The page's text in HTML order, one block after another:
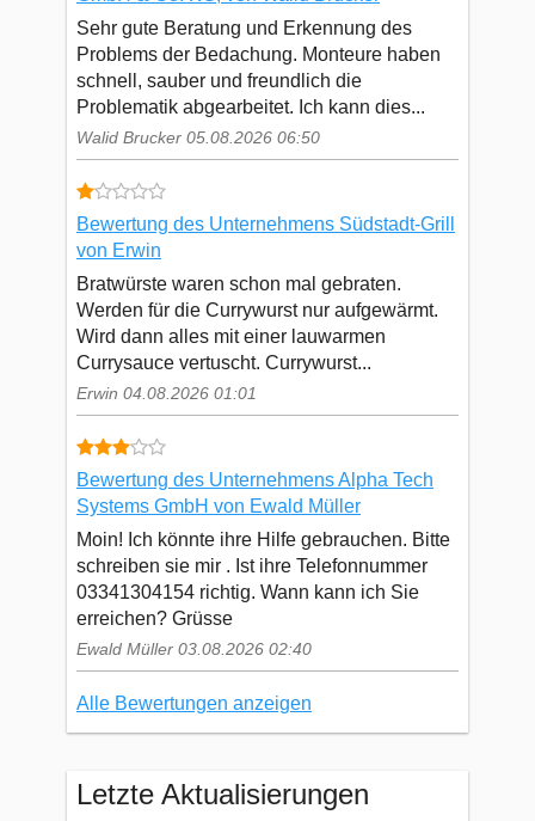
Sehr gute Beratung und Erkennung des
Problems der Bedachung. Monteure haben
schnell, sauber und freundlich die
Problematik abgearbeitet. Ich kann dies...
Walid Brucker 05.08.2026 06:50
Bewertung des Unternehmens Südstadt-Grill
von Erwin
Bratwürste waren schon mal gebraten.
Werden für die Currywurst nur aufgewärmt.
Wird dann alles mit einer lauwarmen
Currysauce vertuscht. Currywurst...
Erwin 04.08.2026 01:01
Bewertung des Unternehmens Alpha Tech
Systems GmbH von Ewald Müller
Moin! Ich könnte ihre Hilfe gebrauchen. Bitte
schreiben sie mir . Ist ihre Telefonnummer
03341304154 richtig. Wann kann ich Sie
erreichen? Grüsse
Ewald Müller 03.08.2026 02:40
Alle Bewertungen anzeigen
Letzte Aktualisierungen